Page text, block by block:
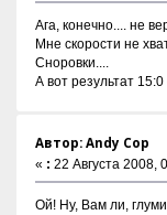
Ага, конечно.... не
Мне скорости не
Сноровки....
А вот результат
Автор: Andy Cop
« : 22 Августа 2008,
Ой! Ну, Вам ли,